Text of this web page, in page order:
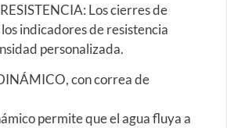
Los cierres de
indicadores de resistencia
personalizada.
con correa de
permite que el agua fluya a